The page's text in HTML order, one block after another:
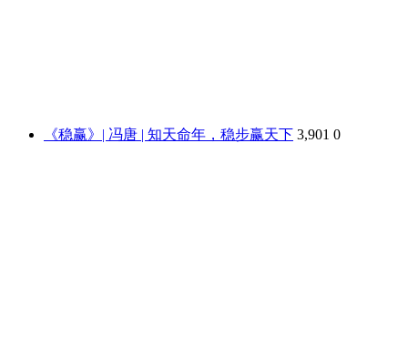
《稳赢》| 冯唐 | 知天命年，稳步赢天下 3,901 0